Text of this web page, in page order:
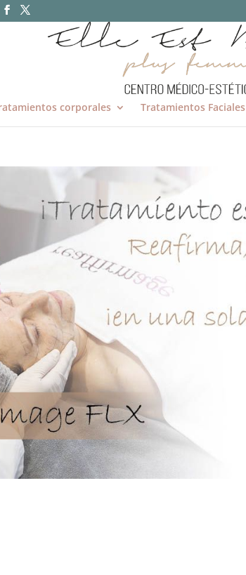
corporales Tratamientos Faciales